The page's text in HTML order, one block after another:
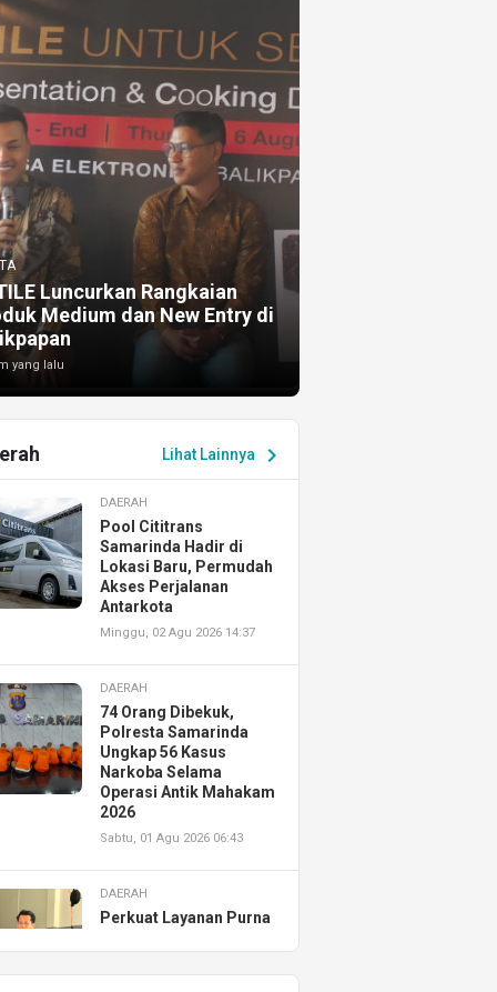
Luncurkan Rangkaian
Medium dan New Entry di
yang lalu
Lihat Lainnya chevron_right
DAERAH
Pool Cititrans
Samarinda Hadir di
Lokasi Baru, Permudah
Akses Perjalanan
Antarkota
Minggu, 02 Agu 2026 14:37
DAERAH
74 Orang Dibekuk,
Polresta Samarinda
Ungkap 56 Kasus
Narkoba Selama
Operasi Antik Mahakam
2026
Sabtu, 01 Agu 2026 06:43
DAERAH
Perkuat Layanan Purna
Resmikan AHASS